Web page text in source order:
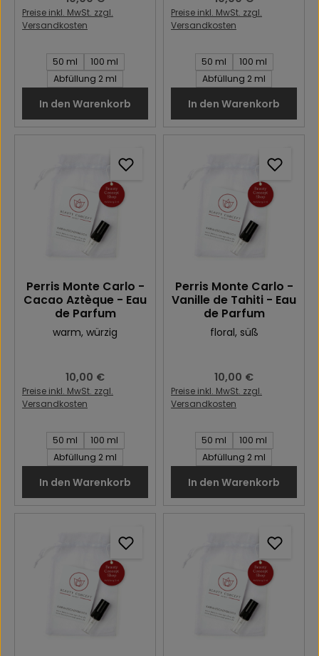
Preise inkl. MwSt. zzgl.
Versandkosten
Inhalt des Artikel:
50 ml
100 ml
Abfüllung 2 ml
In den Warenkorb
Preise inkl. MwSt. zzgl.
Versandkosten
Inhalt des Artikel:
50 ml
100 ml
Abfüllung 2 ml
In den Warenkorb
Perris Monte Carlo -
Cacao Aztèque - Eau
de Parfum
warm, würzig
Regulärer Preis:
10,00 €
Preise inkl. MwSt. zzgl.
Versandkosten
Inhalt des Artikel:
50 ml
100 ml
Abfüllung 2 ml
In den Warenkorb
Perris Monte Carlo -
Vanille de Tahiti - Eau
de Parfum
floral, süß
Regulärer Preis:
10,00 €
Preise inkl. MwSt. zzgl.
Versandkosten
Inhalt des Artikel:
50 ml
100 ml
Abfüllung 2 ml
In den Warenkorb